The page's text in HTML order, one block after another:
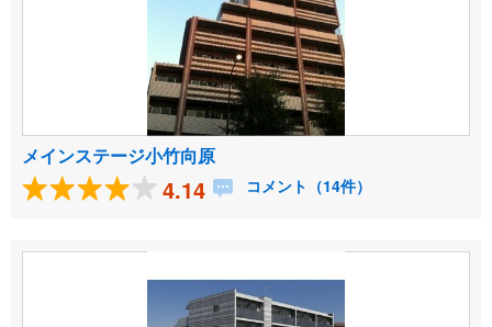
メインステージ小竹向原
4.14 コメント（14件）